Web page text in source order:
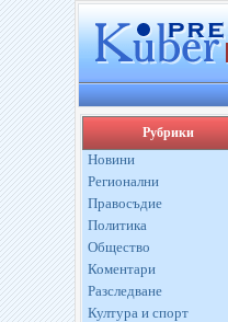
Рубрики
Новини
Регионални
Правосъдие
Политика
Общество
Коментари
Разследване
Култура и спорт